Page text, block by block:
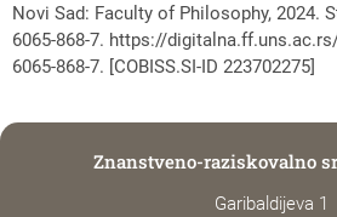
Novi Sad: Faculty of Philosophy, 2024.
6065-868-7. https://
6065-868-7. [COBISS.SI-ID 223702275]
Znanstveno-raziskovalno
Garibaldijeva 1